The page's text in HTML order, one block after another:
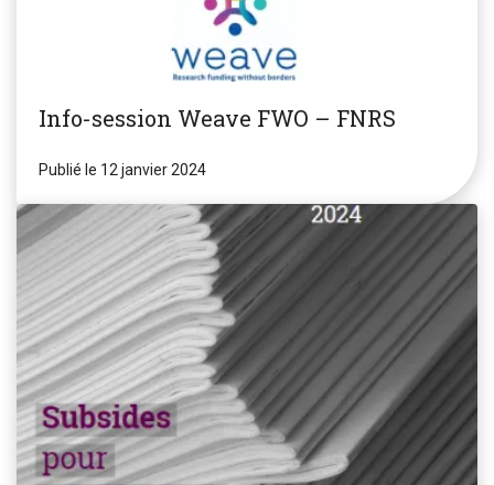
Info-session Weave FWO – FNRS
Publié le 12 janvier 2024